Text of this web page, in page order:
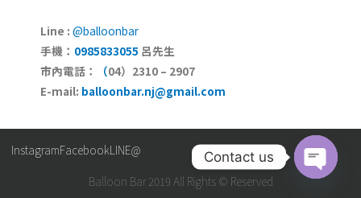
Line : @balloonbar
手機： 0985833055 呂先生
市內電話：
（04） 2310 – 2907
E-mail: balloonbar.nj@gmail.com
InstagramFacebookLINE@
Balloon Bar 2019 All Rights © Reserved
Contact us